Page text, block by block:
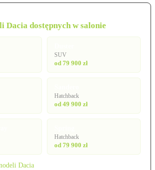
Dacia dostępnych w salonie
SUV
od 79 900 zł
Hatchback
od 49 900 zł
Hatchback
od 79 900 zł
Dacia